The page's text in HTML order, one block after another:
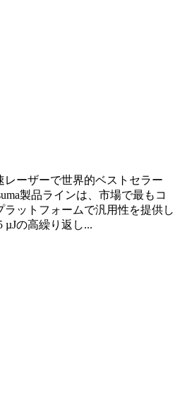
レーザーで世界的ベストセラー
製品ラインは、市場で最もコ
ラットフォームで汎用性を提供し
µJの高繰り返し...